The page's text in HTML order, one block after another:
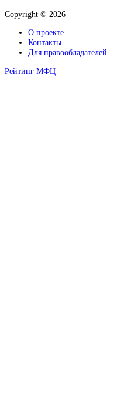
Copyright © 2026
О проекте
Контакты
Для правообладателей
Рейтинг МФЦ